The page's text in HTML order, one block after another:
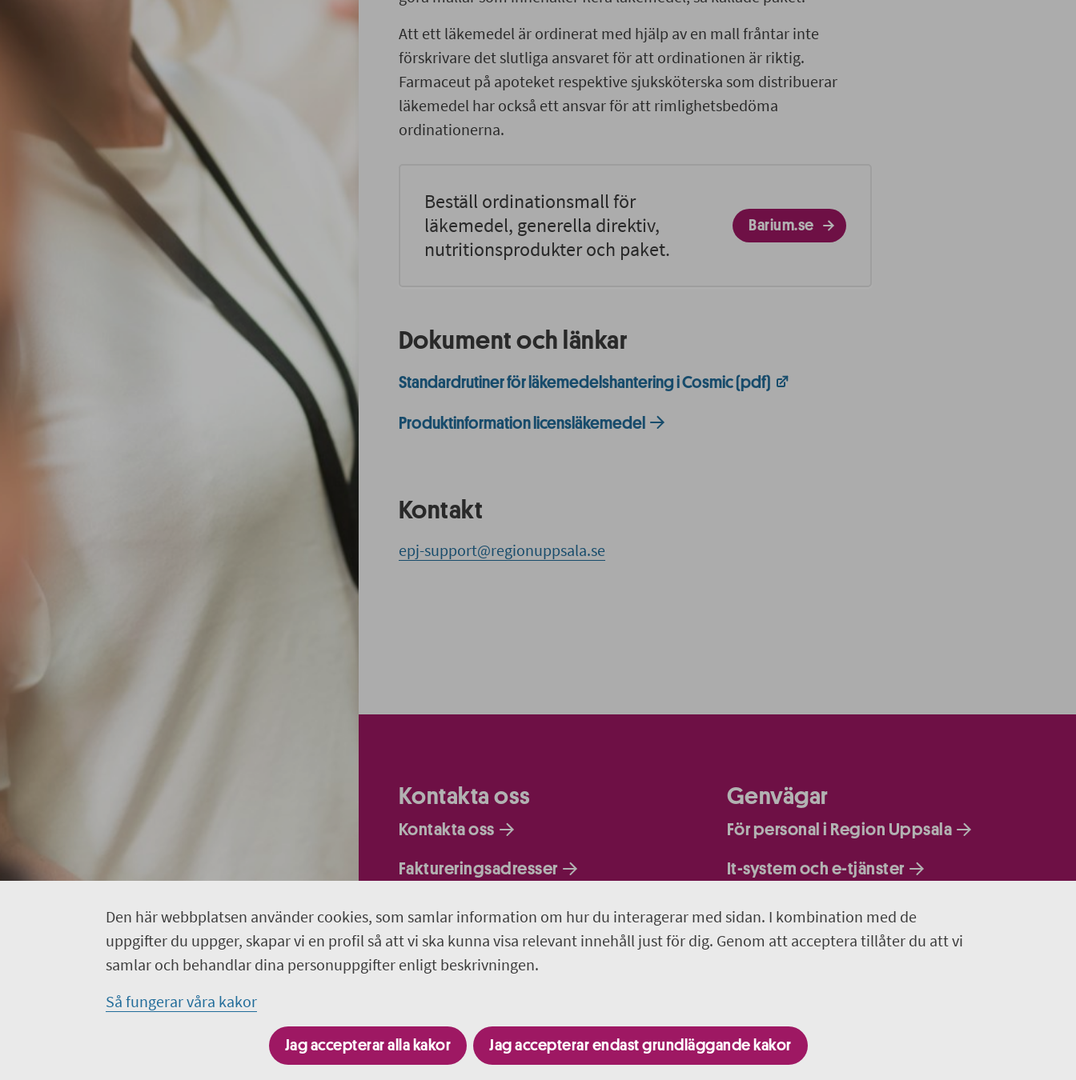
Den här webbplatsen använder cookies, som samlar information om hur du interagerar med sidan. I kombination med de
uppgifter du uppger, skapar vi en profil så att vi ska kunna visa relevant innehåll just för dig. Genom att acceptera tillåter du att vi
samlar och behandlar dina personuppgifter enligt beskrivningen.
Så fungerar våra kakor
Jag accepterar alla kakor Jag accepterar endast grundläggande kakor
Att ett läkemedel är ordinerat med hjälp av en mall fråntar inte
förskrivare det slutliga ansvaret för att ordinationen är riktig.
Farmaceut på apoteket respektive sjuksköterska som distribuerar
läkemedel har också ett ansvar för att rimlighetsbedöma
ordinationerna.
Beställ ordinationsmall för
läkemedel, generella direktiv,
nutritionsprodukter och paket.
Barium.se
Dokument och länkar
Standardrutiner för läkemedelshantering i Cosmic (pdf)
Produktinformation licensläkemedel
Kontakt
epj-support@regionuppsala.se
Kontakta oss
Kontakta oss
Faktureringsadresser
Om webbplatsen
018-611 00 00
Genvägar
För personal i Region Uppsala
It-system och e-tjänster